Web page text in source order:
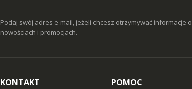
Podaj swój adres e-mail, jeżeli chcesz otrzymywać informacje o
nowościach i promocjach.
KONTAKT POMOC